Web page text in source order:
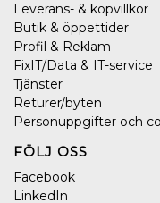
Leverans- & köpvillkor
Butik & öppettider
Profil & Reklam
FixIT/Data & IT-service
Tjänster
Returer/byten
Personuppgifter och
FÖLJ OSS
Facebook
LinkedIn